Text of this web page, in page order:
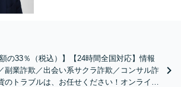
の33％（税込）】【24時間全国対応】情報
副業詐欺／出会い系サクラ詐欺／コンサル詐
のトラブルは、お任せください！オンライン